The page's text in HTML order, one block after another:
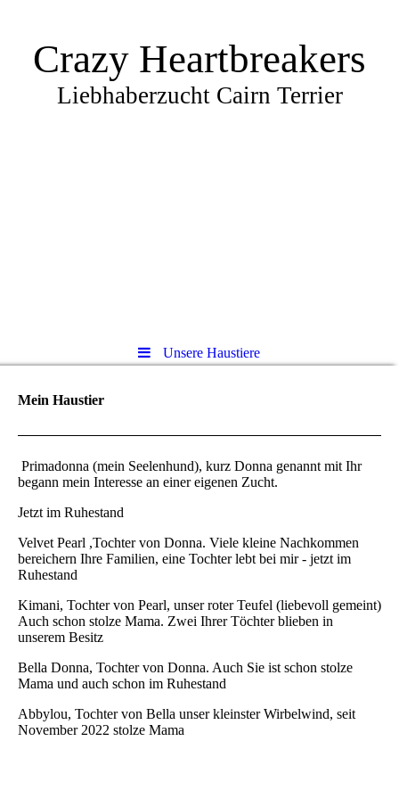
Crazy Heartbreakers
Liebhaberzucht Cairn Terrier
Unsere Haustiere
Mein Haustier
Primadonna (mein Seelenhund), kurz Donna genannt mit Ihr
begann mein Interesse an einer eigenen Zucht.
Jetzt im Ruhestand
Velvet Pearl ,Tochter von Donna. Viele kleine Nachkommen
bereichern Ihre Familien, eine Tochter lebt bei mir - jetzt im
Ruhestand
Kimani, Tochter von Pearl, unser roter Teufel (liebevoll gemeint)
Auch schon stolze Mama. Zwei Ihrer Töchter blieben in
unserem Besitz
Bella Donna, Tochter von Donna. Auch Sie ist schon stolze
Mama und auch schon im Ruhestand
Abbylou, Tochter von Bella unser kleinster Wirbelwind, seit
November 2022 stolze Mama